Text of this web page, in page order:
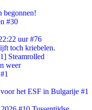
begonnen!
#30
uur #76
toch kriebelen.
Steamrolled
weer
het ESF in Bulgarije #1